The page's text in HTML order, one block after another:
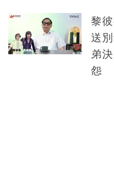
黎
送
弟
怨